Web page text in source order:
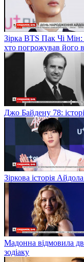
Зірка BTS Пак Чі
хто погрожував його
Джо Байдену 78:
Зіркова історія
Мадонна відмовила
зодіаку